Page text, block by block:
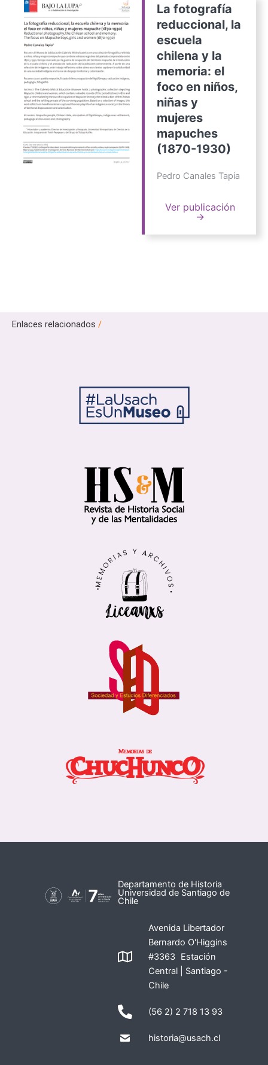
La fotografía
reduccional, la
escuela
chilena y la
memoria: el
foco en niños,
niñas y
mujeres
mapuches
(1870-1930)
Pedro Canales Tapia
Ver publicación
→
Enlaces relacionados /
Departamento de Historia
Universidad de Santiago de
Chile
Avenida Libertador
Bernardo O'Higgins
#3363 Estación
Central | Santiago -
Chile
(56 2) 2 718 13 93
historia@usach.cl